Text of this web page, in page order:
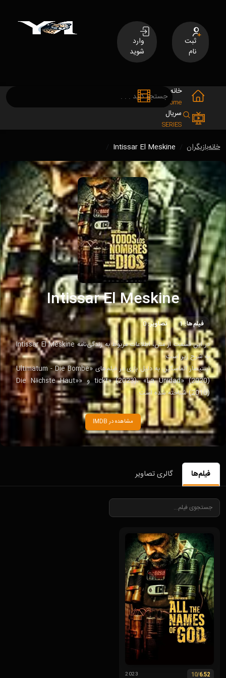
ثبت
نام
وارد
شوید
خانه
Home
سریال
SERIES
خانهبازیگران Intissar El Meskine
Intissar El Meskine
فیلم‌ها:1 تصاویر:0
در این قسمت از متن، اطلاعات مربوط به زندگی‌نامه Intissar El Meskine
به شرح زیر است:
اینتیصار الماسکین به دلیل بازی در فیلم‌های «Ultimatum - Die Bombe
tickt» (2023)، «La Unidad» (2020) و «Die Nächste Haut»
(2016) شناخته شده است.
مشاهده در IMDB
فیلم‌ها گالری تصاویر
6.52
/10
2023